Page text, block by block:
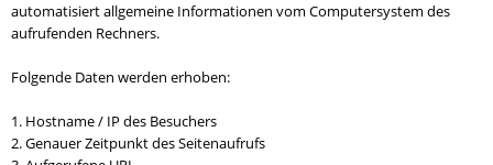
automatisiert allgemeine Informationen vom Computersystem des
aufrufenden Rechners.
Folgende Daten werden erhoben:
1. Hostname / IP des Besuchers
2. Genauer Zeitpunkt des Seitenaufrufs